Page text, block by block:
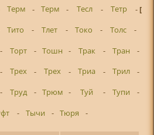
Терм - Терм - Тесл - Тетр - [
Тито - Тлет - Токо - Толс
-
- Торт - Тошн - Трак - Тран
-
- Трех - Трех - Триа - Трил
-
- Труд - Трюм - Туй - Тупи
-
- Тычи - Тюря -